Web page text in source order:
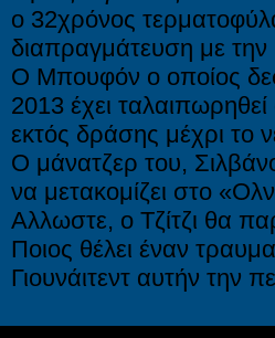
ο 32χρόνος
διαπραγμάτευση με την
Ο Μπουφόν ο οποίος
2013 έχει
εκτός δράσης μέχρι το
Ο μάνατζερ του,
να μετακομίζει στο
Αλλωστε, ο Τζίτζι θα
Ποιος θέλει έναν
Γιουνάιτεντ αυτήν την